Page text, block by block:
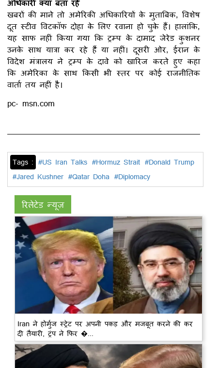
खबरों की माने तो अमेरिकी अधिकारियों के मुताबिक, विशेष
दूत स्टीव विटकॉफ दोहा के लिए रवाना हो चुके हैं। हालांकि,
यह साफ नहीं किया गया कि ट्रम्प के दामाद जेरेड कुशनर
उनके साथ यात्रा कर रहे हैं या नहीं। दूसरी ओर, ईरान के
विदेश मंत्रालय ने ट्रम्प के दावे को खारिज करते हुए कहा
कि अमेरिका के साथ किसी भी स्तर पर कोई राजनीतिक
वार्ता तय नहीं है।
pc- msn.com
Tags : #US Iran Talks #Hormuz Strait #Donald Trump
#Jared Kushner #Qatar Doha #Diplomacy
रिलेटेड न्यूज़
Iran ने होर्मुज स्ट्रेट पर अपनी पकड़ और मजबूत करने की कर
दी तैयारी, ट्रंप ने फिर �...